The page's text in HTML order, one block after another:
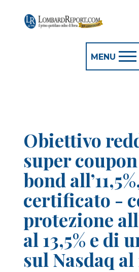
MENU
Obiettivo
super
bond
certificato -
protezione
al 13,5% e di
sul Nasdaq al